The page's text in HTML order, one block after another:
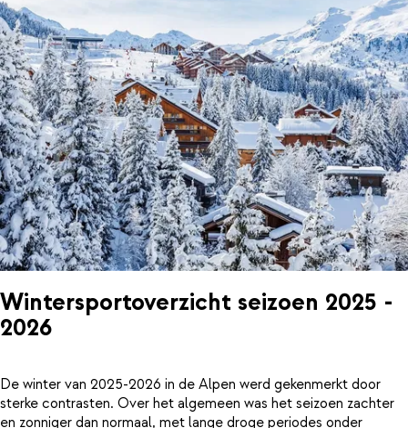
Wintersportoverzicht seizoen 2025 -
2026
De winter van 2025-2026 in de Alpen werd gekenmerkt door
sterke contrasten. Over het algemeen was het seizoen zachter
en zonniger dan normaal, met lange droge periodes onder